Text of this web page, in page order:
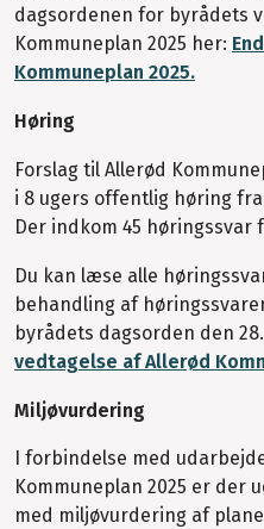
dagsordenen for byrådets
Kommuneplan 2025 her:
Kommuneplan 2025.
Høring
Forslag til Allerød
i 8 ugers offentlig høring fra
Der indkom 45 høringssvar
Du kan læse alle
behandling af
byrådets dagsorden den
vedtagelse af Allerød
Miljøvurdering
I forbindelse med
Kommuneplan 2025 er der
med miljøvurdering af